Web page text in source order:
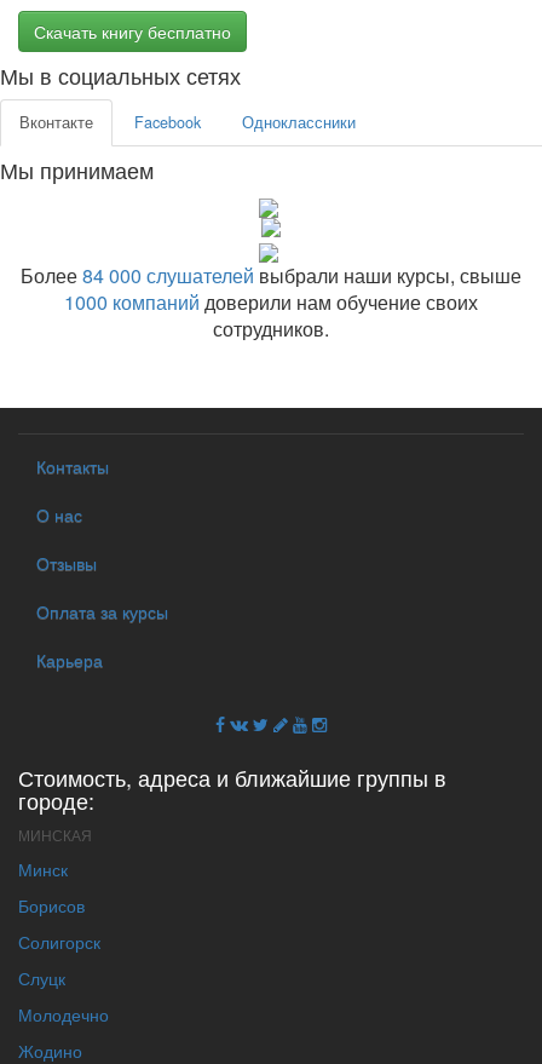
Скачать книгу бесплатно
Мы в социальных сетях
Вконтакте Facebook Одноклассники
Мы принимаем
Более84 000 слушателей выбрали наши курсы, свыше
1000 компаний доверили нам обучение своих
сотрудников.
Контакты
О нас
Отзывы
Оплата за курсы
Карьера
Стоимость, адреса и ближайшие группы в
городе:
МИНСКАЯ
Минск
Борисов
Солигорск
Слуцк
Молодечно
Жодино